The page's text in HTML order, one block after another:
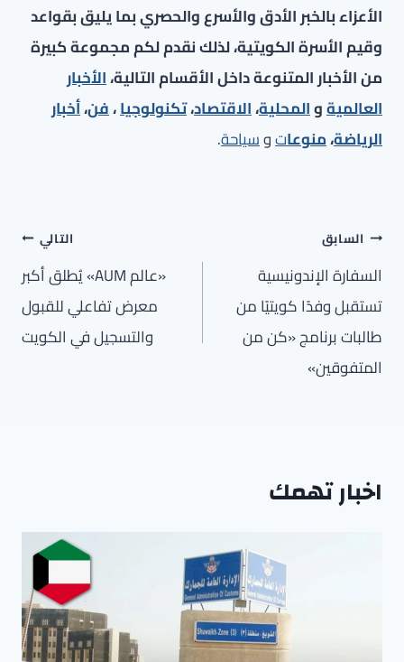
الأعزاء بالخبر الأدق والأسرع والحصري بما يليق بقواعد
وقيم الأسرة الكويتية، لذلك نقدم لكم مجموعة كبيرة
من الأخبار المتنوعة داخل الأقسام التالية،الأخبار
العالميةوالمحلية،الاقتصاد،تكنولوجيا،فن،أخبار
الرياضة،منوعاتوسياحة.
تصفّح
المقالات
السابق
السفارة الإندونيسية
تستقبل وفدًا كويتيًا من
طالبات برنامج «كن من
المتفوقين»
التالي
«عالم AUM» يُطلق أكبر
معرض تفاعلي للقبول
والتسجيل في الكويت
اخبار تهمك